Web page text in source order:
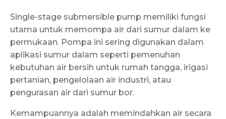
Single-stage submersible pump memiliki fungsi
utama untuk memompa air dari sumur dalam ke
permukaan. Pompa ini sering digunakan dalam
aplikasi sumur dalam seperti pemenuhan
kebutuhan air bersih untuk rumah tangga, irigasi
pertanian, pengelolaan air industri, atau
pengurasan air dari sumur bor.
Kemampuannya adalah memindahkan air secara